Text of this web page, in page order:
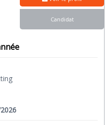
Candidat